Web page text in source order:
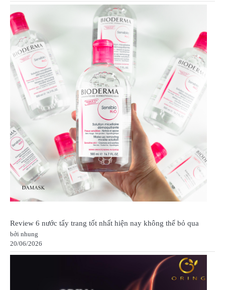
Review 6 nước tẩy trang tốt nhất hiện nay không thể bỏ qua
bởi nhung
20/06/2026